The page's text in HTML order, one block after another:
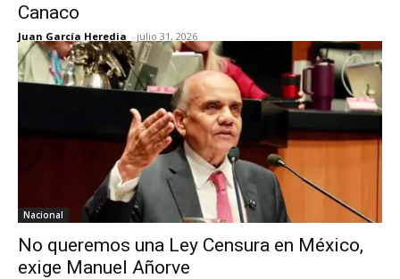
Canaco
Juan García Heredia - julio 31, 2026
Nacional
No queremos una Ley Censura en México,
exige Manuel Añorve